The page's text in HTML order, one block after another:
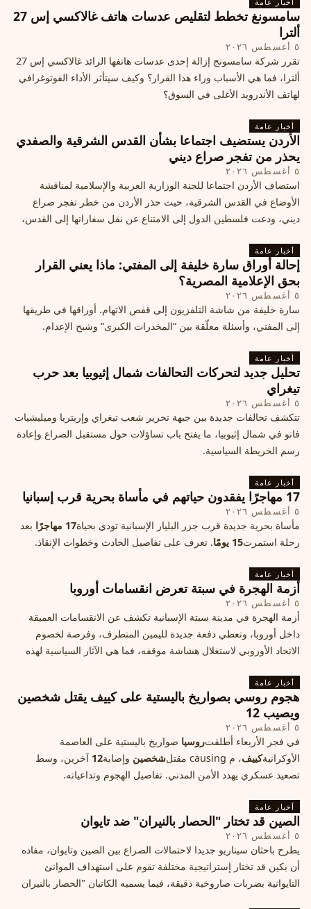
سامسونغ تخطط لتقليص عدسات هاتف غالاكسي إس 27
ألترا
٥ أغسطس ٢٠٢٦
تقرر شركة سامسونج إزالة إحدى عدسات هاتفها الرائد غالاكسي إس 27
ألترا، فما هي الأسباب وراء هذا القرار؟ وكيف سيتأثر الأداء الفوتوغرافي
لهاتف الأندرويد الأغلى في السوق؟
أخبار عامة
الأردن يستضيف اجتماعا بشأن القدس الشرقية والصفدي
يحذر من تفجر صراع ديني
٥ أغسطس ٢٠٢٦
استضاف الأردن اجتماعا للجنة الوزارية العربية والإسلامية لمناقشة
الأوضاع في القدس الشرقية، حيث حذر الأردن من خطر تفجر صراع
ديني، ودعت فلسطين الدول إلى الامتناع عن نقل سفاراتها إلى القدس،
أخبار عامة
إحالة أوراق سارة خليفة إلى المفتي: ماذا يعني القرار
بحق الإعلامية المصرية؟
٥ أغسطس ٢٠٢٦
سارة خليفة من شاشة التلفزيون إلى قفص الاتهام. أوراقها في طريقها
إلى المفتي، وأسئلة معلّقة بين “المخدرات الكبرى” وشبح الإعدام.
أخبار عامة
تحليل جديد لتحركات التحالفات شمال إثيوبيا بعد حرب
تيغراي
٥ أغسطس ٢٠٢٦
تتكشف تحالفات جديدة بين جبهة تحرير شعب تيغراي وإريتريا وميليشيات
فانو في شمال إثيوبيا، ما يفتح باب تساؤلات حول مستقبل الصراع وإعادة
رسم الخريطة السياسية.
أخبار عامة
17 مهاجرًا يفقدون حياتهم في مأساة بحرية قرب إسبانيا
٥ أغسطس ٢٠٢٦
مأساة بحرية جديدة قرب جزر البليار الإسبانية تودي بحياة17 مهاجرًا
بعد
رحلة استمرت15 يومًا . تعرف على تفاصيل الحادث وخطوات الإنقاذ.
أخبار عامة
أزمة الهجرة في سبتة تعرض انقسامات أوروبا
٥ أغسطس ٢٠٢٦
أزمة الهجرة في مدينة سبتة الإسبانية تكشف عن الانقسامات العميقة
داخل أوروبا، وتعطي دفعة جديدة لليمين المتطرف، وفرصة لخصوم
الاتحاد الأوروبي لاستغلال هشاشة موقفه، فما هي الآثار السياسية لهذه
أخبار عامة
هجوم روسي بصواريخ باليستية على كييف يقتل شخصين
ويصيب 12
٥ أغسطس ٢٠٢٦
في فجر الأربعاء أطلقتروسيا صواريخ باليستية على العاصمة
الأوكرانيةكييف، م causing مقتل شخصين وإصابة12 آخرين، وسط
تصعيد عسكري يهدد الأمن المدني. تفاصيل الهجوم وتداعياته.
أخبار عامة
الصين قد تختار "الحصار بالنيران" ضد تايوان
٥ أغسطس ٢٠٢٦
يطرح باحثان سيناريو جديدا لاحتمالات الصراع بين الصين وتايوان، مفاده
أن بكين قد تختار إستراتيجية مختلفة تقوم على استهداف الموانئ
التايوانية بضربات صاروخية دقيقة، فيما يسميه الكاتبان "الحصار بالنيران